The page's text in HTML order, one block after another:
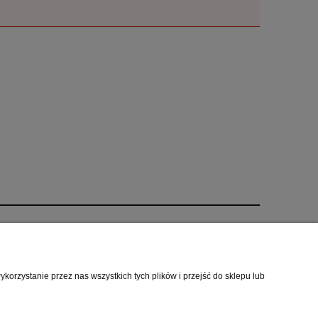
O firmie
przez nas wszystkich tych plików i przejść do sklepu lub